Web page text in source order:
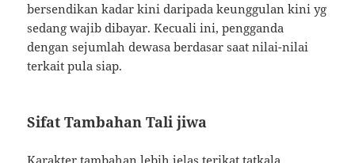
bersendikan kadar kini daripada keunggulan kini yg
sedang wajib dibayar. Kecuali ini, pengganda
dengan sejumlah dewasa berdasar saat nilai-nilai
terkait pula siap.
Sifat Tambahan Tali jiwa